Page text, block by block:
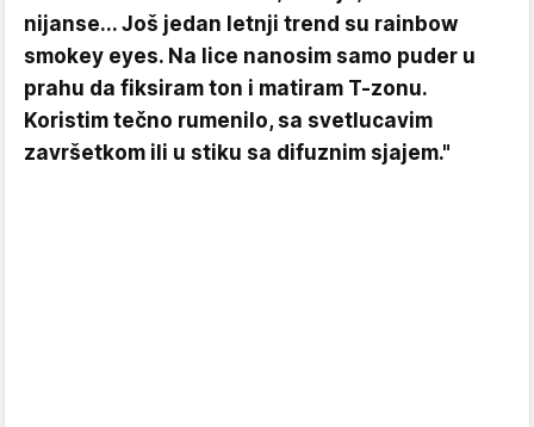
nijanse... Još jedan letnji trend su rainbow
smokey eyes. Na lice nanosim samo puder u
prahu da fiksiram ton i matiram T-zonu.
Koristim tečno rumenilo, sa svetlucavim
završetkom ili u stiku sa difuznim sjajem."